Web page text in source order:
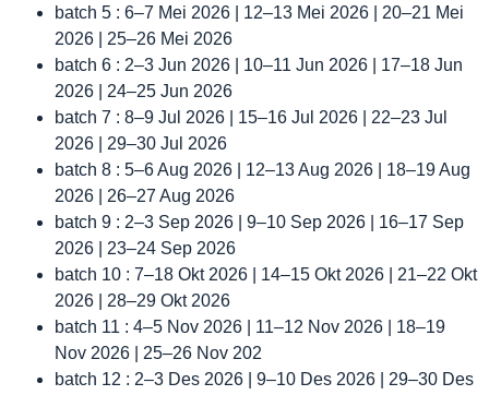
batch 5 : 6–7 Mei 2026 | 12–13 Mei 2026 | 20–21 Mei
2026 | 25–26 Mei 2026
batch 6 : 2–3 Jun 2026 | 10–11 Jun 2026 | 17–18 Jun
2026 | 24–25 Jun 2026
batch 7 : 8–9 Jul 2026 | 15–16 Jul 2026 | 22–23 Jul
2026 | 29–30 Jul 2026
batch 8 : 5–6 Aug 2026 | 12–13 Aug 2026 | 18–19 Aug
2026 | 26–27 Aug 2026
batch 9 : 2–3 Sep 2026 | 9–10 Sep 2026 | 16–17 Sep
2026 | 23–24 Sep 2026
batch 10 : 7–18 Okt 2026 | 14–15 Okt 2026 | 21–22 Okt
2026 | 28–29 Okt 2026
batch 11 : 4–5 Nov 2026 | 11–12 Nov 2026 | 18–19
Nov 2026 | 25–26 Nov 202
batch 12 : 2–3 Des 2026 | 9–10 Des 2026 | 29–30 Des